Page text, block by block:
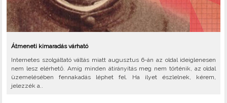
Átmeneti kimaradás várható
Internetes szolgáltató váltás miatt augusztus 6-án az oldal ideiglenesen
nem lesz elérhető. Amíg minden átirányítás meg nem történik, az oldal
üzemelésében fennakadás léphet fel. Ha ilyet észlelnek, kérem,
jelezzék a..